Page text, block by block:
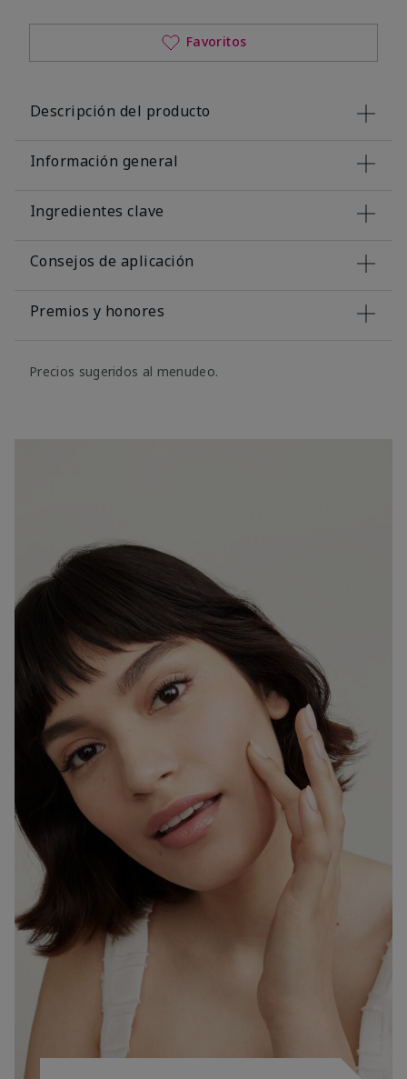
Favoritos
Descripción del producto
Información general
Ingredientes clave
Consejos de aplicación
Premios y honores
Precios sugeridos al menudeo.